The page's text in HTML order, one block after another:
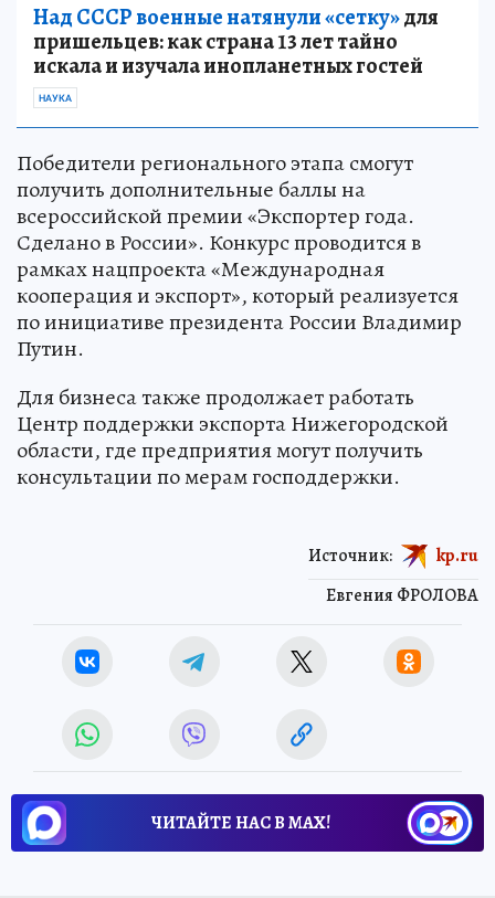
Над СССР военные натянули «сетку»для
пришельцев: как страна 13 лет тайно
искала и изучала инопланетных гостей
НАУКА
Победители регионального этапа смогут
получить дополнительные баллы на
всероссийской премии «Экспортер года.
Сделано в России». Конкурс проводится в
рамках нацпроекта «Международная
кооперация и экспорт», который реализуется
по инициативе президента России Владимир
Путин.
Для бизнеса также продолжает работать
Центр поддержки экспорта Нижегородской
области, где предприятия могут получить
консультации по мерам господдержки.
Евгения ФРОЛОВА
Источник: kp.ru
ЧИТАЙТЕ НАС В МАХ!